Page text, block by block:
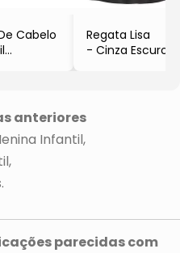
Cabelo
Regata Lisa
- Cinza Escuro
anteriores
Infantil
parecidas com